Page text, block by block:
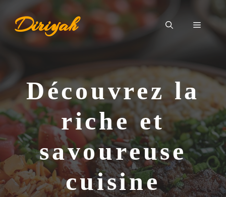
contenuDiriyah Menu
Découvrez la
riche et
savoureuse
cuisine